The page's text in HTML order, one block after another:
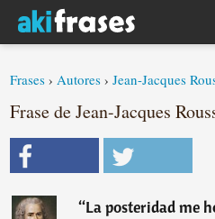
Frases ›Autores ›Jean-Jacques
Frase de Jean-Jacques
“La posteridad me